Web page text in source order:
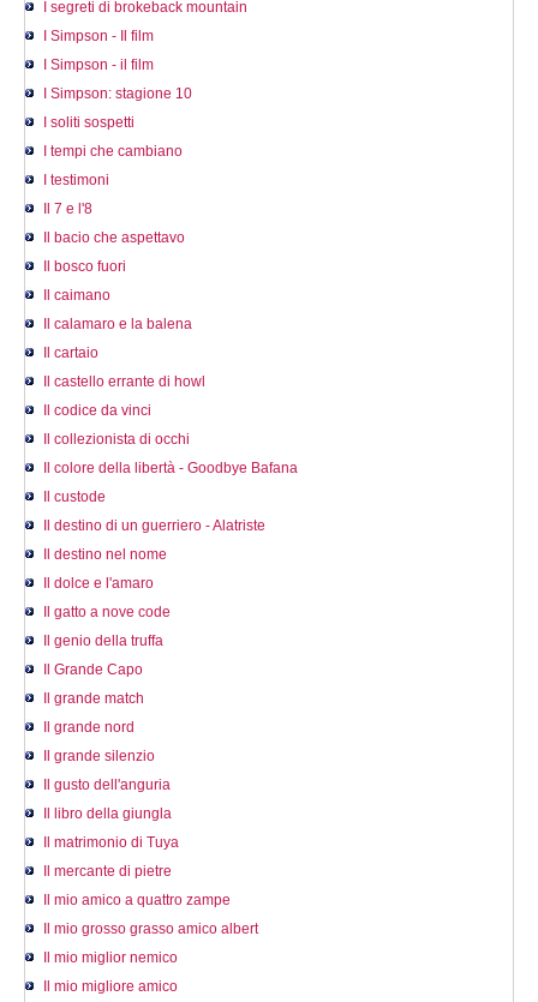
I segreti di brokeback mountain
I Simpson - Il film
I Simpson - il film
I Simpson: stagione 10
I soliti sospetti
I tempi che cambiano
I testimoni
Il 7 e l'8
Il bacio che aspettavo
Il bosco fuori
Il caimano
Il calamaro e la balena
Il cartaio
Il castello errante di howl
Il codice da vinci
Il collezionista di occhi
Il colore della libertà - Goodbye Bafana
Il custode
Il destino di un guerriero - Alatriste
Il destino nel nome
Il dolce e l'amaro
Il gatto a nove code
Il genio della truffa
Il Grande Capo
Il grande match
Il grande nord
Il grande silenzio
Il gusto dell'anguria
Il libro della giungla
Il matrimonio di Tuya
Il mercante di pietre
Il mio amico a quattro zampe
Il mio grosso grasso amico albert
Il mio miglior nemico
Il mio migliore amico